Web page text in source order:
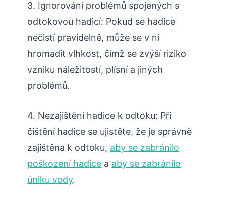
3. Ignorování problémů spojených s
odtokovou hadicí: Pokud se hadice
nečistí pravidelně, může se v ní
hromadit vlhkost, čímž se zvýší riziko
vzniku náležitostí, plísní a jiných
problémů.
4. Nezajištění hadice k odtoku: Při
čištění hadice se ujistěte, že je správně
zajištěna k odtoku, aby se zabránilo
poškození hadice a aby se zabránilo
úniku vody.